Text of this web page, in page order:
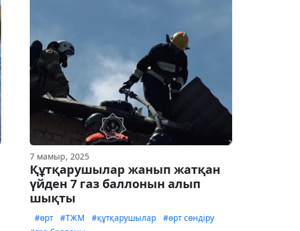
7 мамыр, 2025
Құтқарушылар жанып жатқан
үйден 7 газ баллонын алып
шықты
#өрт #ТЖМ #құтқарушылар
#өрт сөндіру